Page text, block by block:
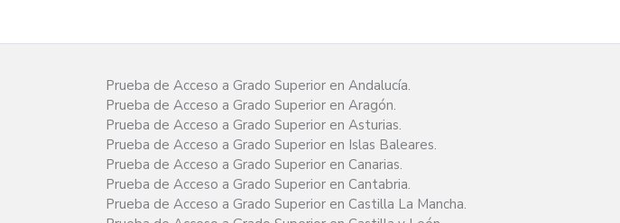
Prueba de Acceso a Grado Superior en Andalucía.
Prueba de Acceso a Grado Superior en Aragón.
Prueba de Acceso a Grado Superior en Asturias.
Prueba de Acceso a Grado Superior en Islas Baleares.
Prueba de Acceso a Grado Superior en Canarias.
Prueba de Acceso a Grado Superior en Cantabria.
Prueba de Acceso a Grado Superior en Castilla La Mancha.